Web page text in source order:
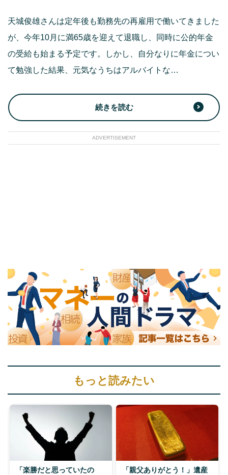
天城俊雄さんは定年後も勤務先の再雇用で働いてきました
が、今年10月に満65歳を迎えて退職し、同時に公的年金
の受給も始まる予定です。しかし、自分なりに年金につい
て勉強した結果、元気なうちはアルバイトな…
続きを読む
ADVERTISEMENT
もっと読みたい
「楽勝だと思っていたの
「親父ありがとう！」遺産